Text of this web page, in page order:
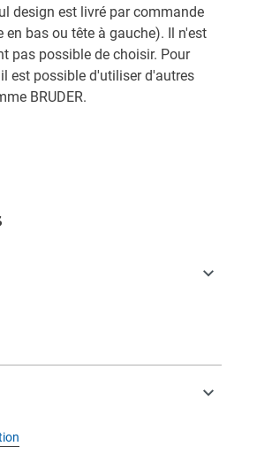
design est livré par commande
en bas ou tête à gauche). Il n'est
pas possible de choisir. Pour
est possible d'utiliser d'autres
BRUDER.